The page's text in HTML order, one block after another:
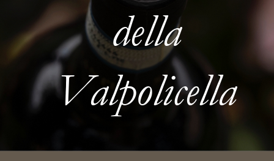
della
Valpolicella